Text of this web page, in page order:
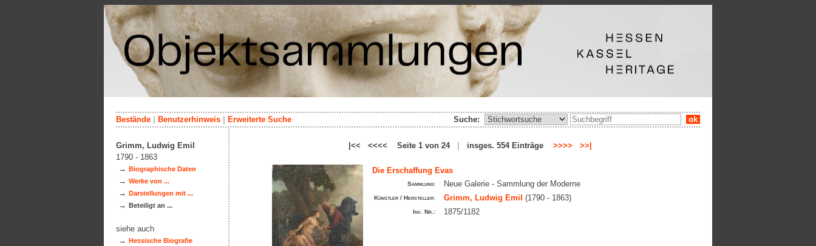
Suche: ok
Bestände Benutzerhinweis Erweiterte Suche
|<< <<<< Seite 1 von 24 insges. 554 Einträge >>>> >>|
Die Erschaffung Evas
Sammlung: Neue Galerie - Sammlung der Moderne
Künstler / Hersteller: Grimm, Ludwig Emil (1790 - 1863)
Inv. Nr.: 1875/1182
Grimm, Ludwig Emil
1790 - 1863
→ Biographische Daten
→ Werke von ...
→ Darstellungen mit ...
→ Beteiligt an ...
siehe auch
→ Hessische Biografie